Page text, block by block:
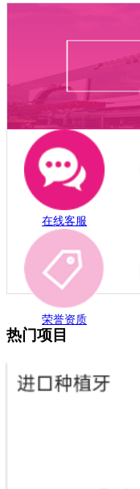
在线客服
荣誉资质
热门项目